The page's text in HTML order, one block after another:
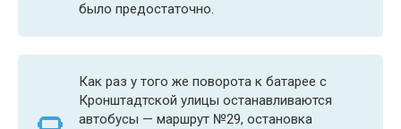
было предостаточно.
Как раз у того же поворота к батарее с
Кронштадтской улицы останавливаются
автобусы — маршрут №29, остановка